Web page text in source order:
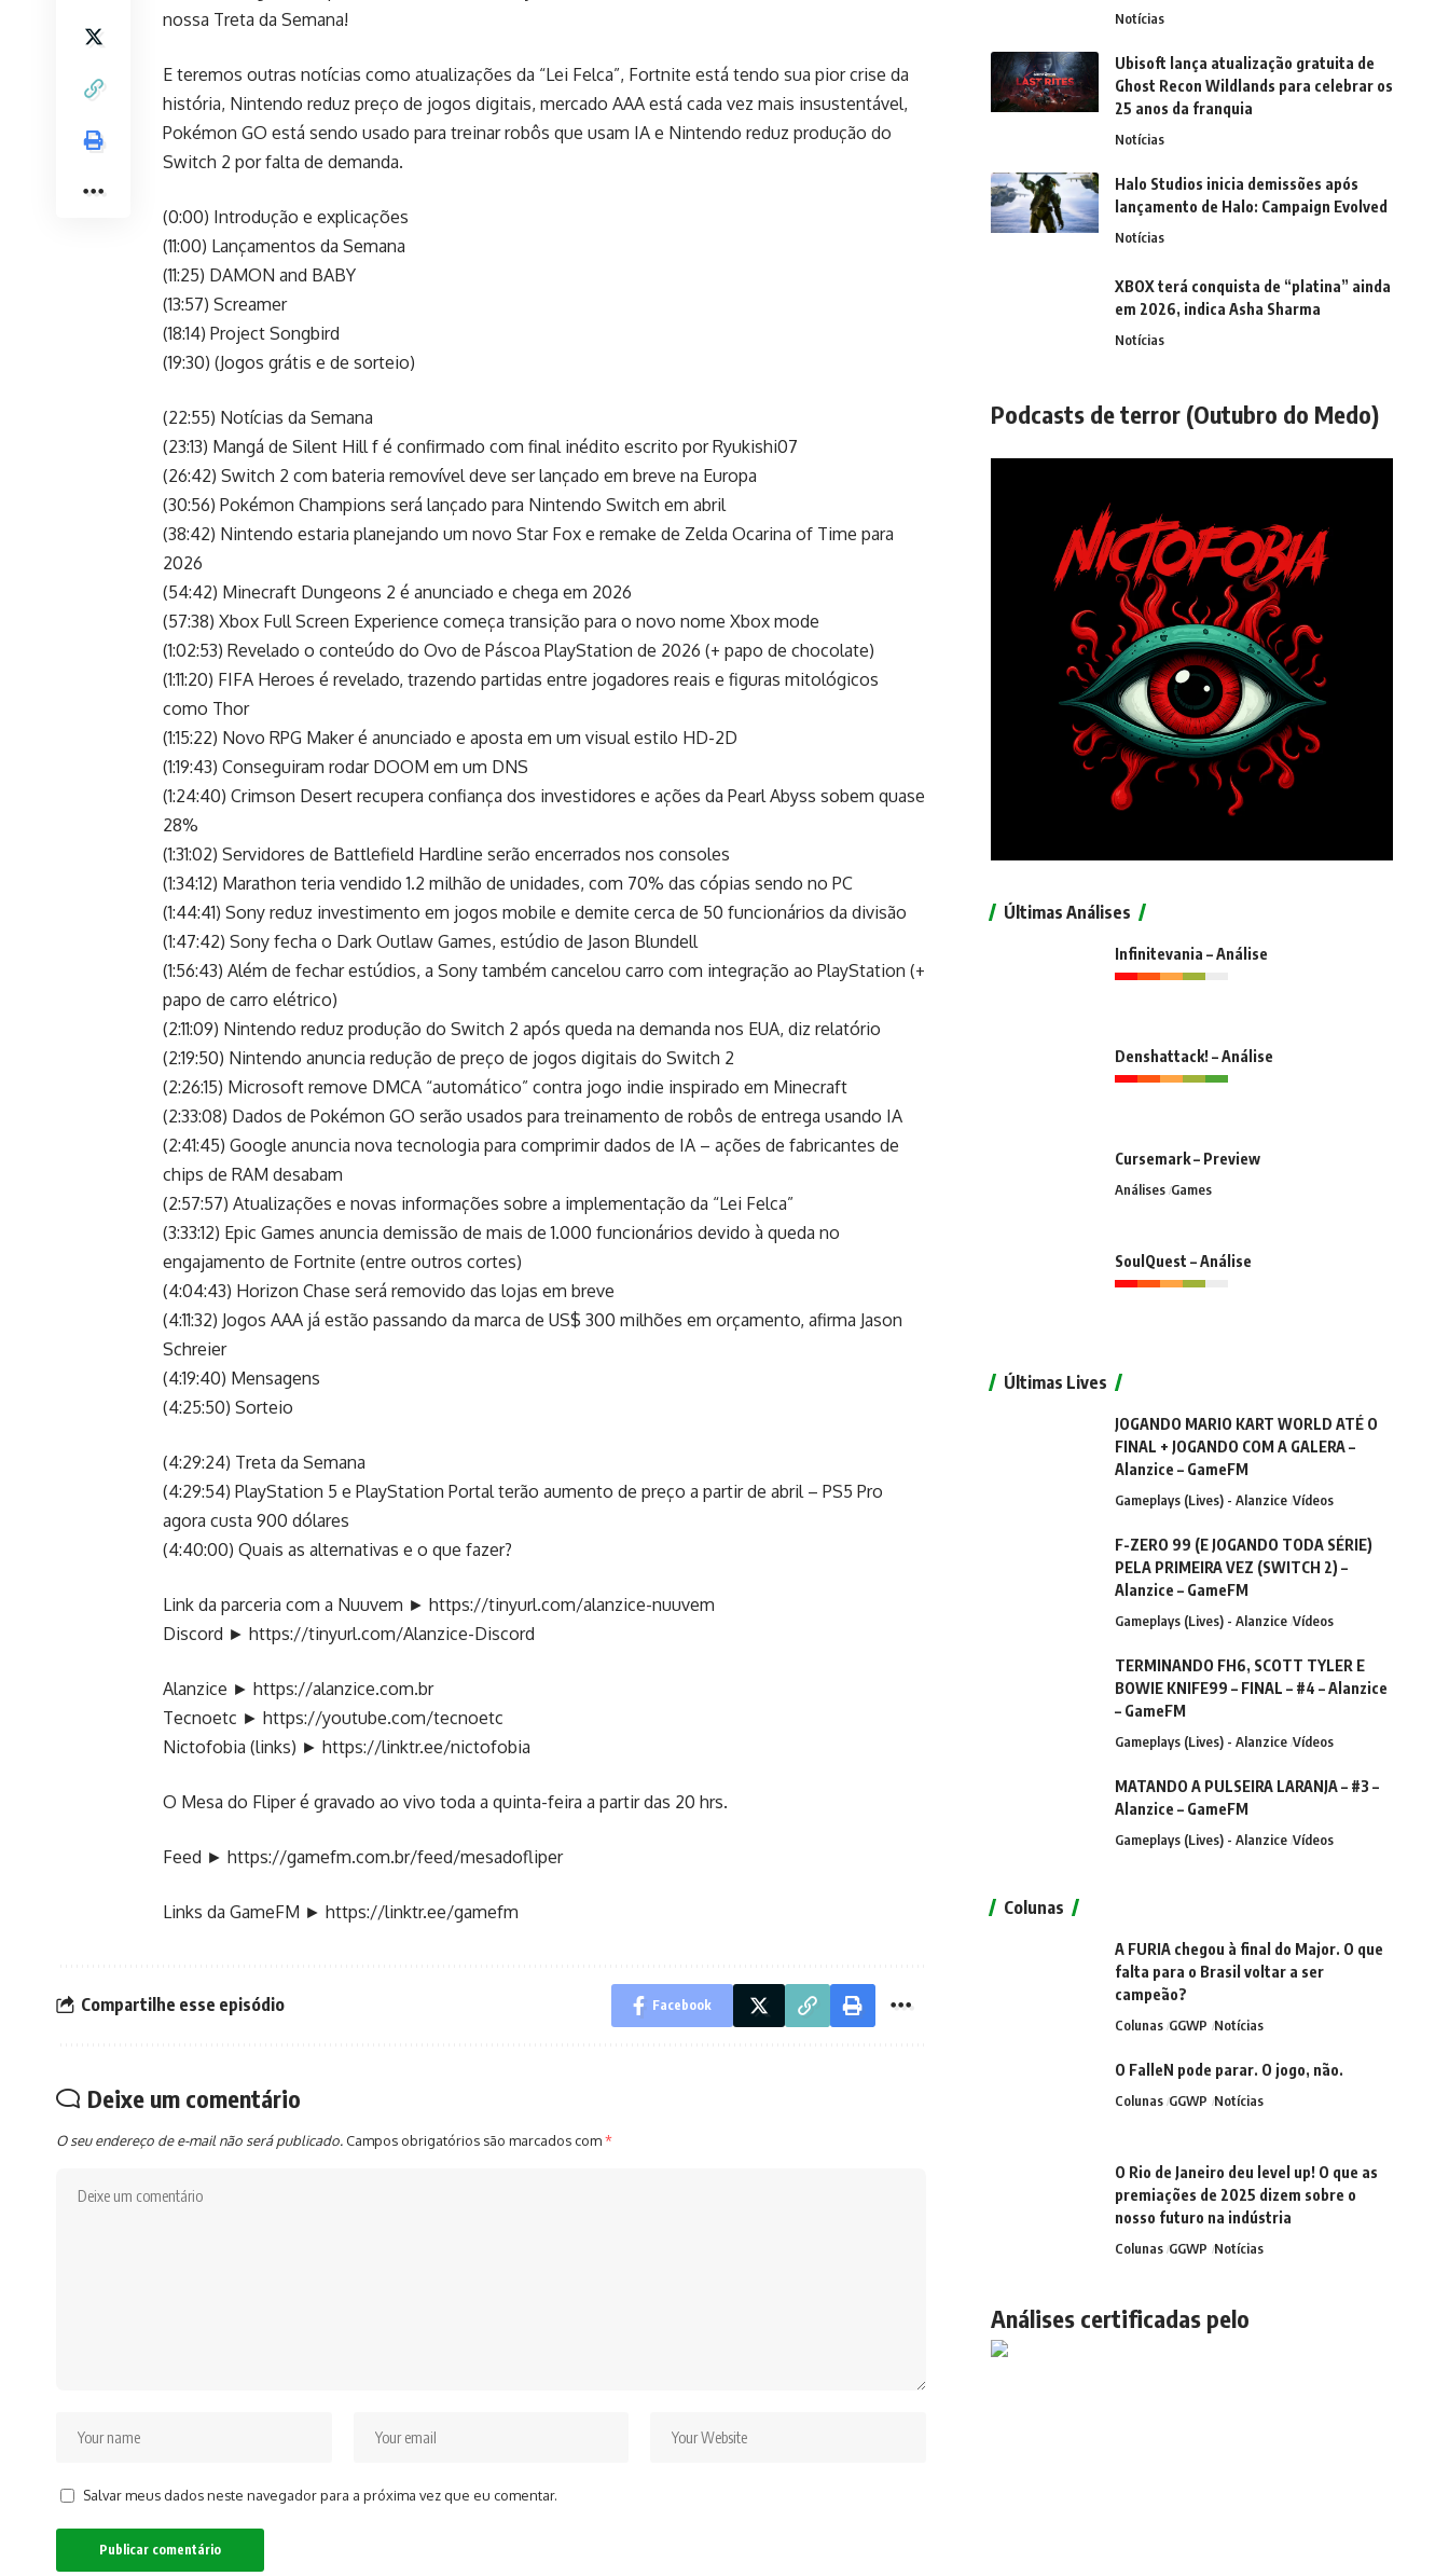
nossa Treta da Semana!
E teremos outras notícias como atualizações da “Lei Felca”, Fortnite está tendo sua pior crise da
história, Nintendo reduz preço de jogos digitais, mercado AAA está cada vez mais insustentável,
Pokémon GO está sendo usado para treinar robôs que usam IA e Nintendo reduz produção do
Switch 2 por falta de demanda.
(0:00) Introdução e explicações
(11:00) Lançamentos da Semana
(11:25) DAMON and BABY
(13:57) Screamer
(18:14) Project Songbird
(19:30) (Jogos grátis e de sorteio)
(22:55) Notícias da Semana
(23:13) Mangá de Silent Hill f é confirmado com final inédito escrito por Ryukishi07
(26:42) Switch 2 com bateria removível deve ser lançado em breve na Europa
(30:56) Pokémon Champions será lançado para Nintendo Switch em abril
(38:42) Nintendo estaria planejando um novo Star Fox e remake de Zelda Ocarina of Time para
2026
(54:42) Minecraft Dungeons 2 é anunciado e chega em 2026
(57:38) Xbox Full Screen Experience começa transição para o novo nome Xbox mode
(1:02:53) Revelado o conteúdo do Ovo de Páscoa PlayStation de 2026 (+ papo de chocolate)
(1:11:20) FIFA Heroes é revelado, trazendo partidas entre jogadores reais e figuras mitológicos
como Thor
(1:15:22) Novo RPG Maker é anunciado e aposta em um visual estilo HD-2D
(1:19:43) Conseguiram rodar DOOM em um DNS
(1:24:40) Crimson Desert recupera confiança dos investidores e ações da Pearl Abyss sobem quase
28%
(1:31:02) Servidores de Battlefield Hardline serão encerrados nos consoles
(1:34:12) Marathon teria vendido 1.2 milhão de unidades, com 70% das cópias sendo no PC
(1:44:41) Sony reduz investimento em jogos mobile e demite cerca de 50 funcionários da divisão
(1:47:42) Sony fecha o Dark Outlaw Games, estúdio de Jason Blundell
(1:56:43) Além de fechar estúdios, a Sony também cancelou carro com integração ao PlayStation (+
papo de carro elétrico)
(2:11:09) Nintendo reduz produção do Switch 2 após queda na demanda nos EUA, diz relatório
(2:19:50) Nintendo anuncia redução de preço de jogos digitais do Switch 2
(2:26:15) Microsoft remove DMCA “automático” contra jogo indie inspirado em Minecraft
(2:33:08) Dados de Pokémon GO serão usados para treinamento de robôs de entrega usando IA
(2:41:45) Google anuncia nova tecnologia para comprimir dados de IA – ações de fabricantes de
chips de RAM desabam
(2:57:57) Atualizações e novas informações sobre a implementação da “Lei Felca”
(3:33:12) Epic Games anuncia demissão de mais de 1.000 funcionários devido à queda no
engajamento de Fortnite (entre outros cortes)
(4:04:43) Horizon Chase será removido das lojas em breve
(4:11:32) Jogos AAA já estão passando da marca de US$ 300 milhões em orçamento, afirma Jason
Schreier
(4:19:40) Mensagens
(4:25:50) Sorteio
(4:29:24) Treta da Semana
(4:29:54) PlayStation 5 e PlayStation Portal terão aumento de preço a partir de abril – PS5 Pro
agora custa 900 dólares
(4:40:00) Quais as alternativas e o que fazer?
Link da parceria com a Nuuvem ► https://tinyurl.com/alanzice-nuuvem
Discord ► https://tinyurl.com/Alanzice-Discord
Alanzice ► https://alanzice.com.br
Tecnoetc ► https://youtube.com/tecnoetc
Nictofobia (links) ► https://linktr.ee/nictofobia
O Mesa do Fliper é gravado ao vivo toda a quinta-feira a partir das 20 hrs.
Feed ► https://gamefm.com.br/feed/mesadofliper
Links da GameFM ► https://linktr.ee/gamefm
Compartilhe esse episódio Facebook
Deixe um comentário
O seu endereço de e-mail não será publicado. Campos obrigatórios são marcados com*
Salvar meus dados neste navegador para a próxima vez que eu comentar.
Notícias
Ubisoft lança atualização gratuita de
Ghost Recon Wildlands para celebrar os
25 anos da franquia
Notícias
Halo Studios inicia demissões após
lançamento de Halo: Campaign Evolved
Notícias
XBOX terá conquista de “platina” ainda
em 2026, indica Asha Sharma
Notícias
Podcasts de terror (Outubro do Medo)
Últimas Análises
Infinitevania – Análise
Denshattack! – Análise
Cursemark – Preview
Análises Games
SoulQuest – Análise
Últimas Lives
JOGANDO MARIO KART WORLD ATÉ O
FINAL + JOGANDO COM A GALERA –
Alanzice – GameFM
Gameplays (Lives) - Alanzice Vídeos
F-ZERO 99 (E JOGANDO TODA SÉRIE)
PELA PRIMEIRA VEZ (SWITCH 2) –
Alanzice – GameFM
Gameplays (Lives) - Alanzice Vídeos
TERMINANDO FH6, SCOTT TYLER E
BOWIE KNIFE99 – FINAL – #4 – Alanzice
– GameFM
Gameplays (Lives) - Alanzice Vídeos
MATANDO A PULSEIRA LARANJA – #3 –
Alanzice – GameFM
Gameplays (Lives) - Alanzice Vídeos
Colunas
A FURIA chegou à final do Major. O que
falta para o Brasil voltar a ser
campeão?
Colunas GGWP Notícias
O FalleN pode parar. O jogo, não.
Colunas GGWP Notícias
O Rio de Janeiro deu level up! O que as
premiações de 2025 dizem sobre o
nosso futuro na indústria
Colunas GGWP Notícias
Análises certificadas pelo